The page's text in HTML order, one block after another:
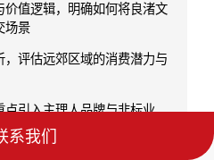
值逻辑，明确如何将良渚文
场景
评估远郊区域的消费潜力与
引入主理人品牌与非标业
系我们